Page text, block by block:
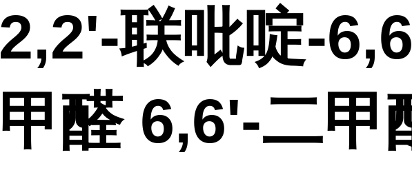
2,2'-联吡啶-
甲醛 6,6'-二甲